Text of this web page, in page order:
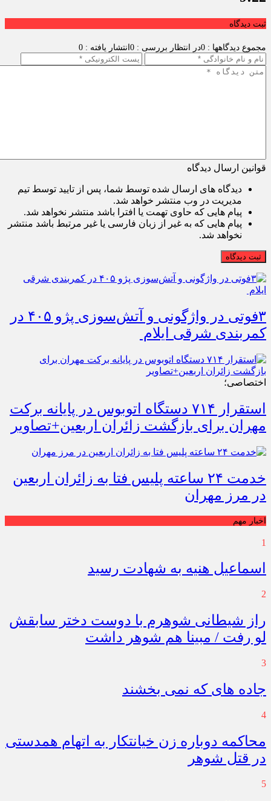
ثبت دیدگاه
مجموع دیدگاهها : 0 در انتظار بررسی : 0 انتشار یافته : 0
قوانین ارسال دیدگاه
دیدگاه های ارسال شده توسط شما، پس از تایید توسط تیم
مدیریت در وب منتشر خواهد شد.
پیام هایی که حاوی تهمت یا افترا باشد منتشر نخواهد شد.
پیام هایی که به غیر از زبان فارسی یا غیر مرتبط باشد منتشر
نخواهد شد.
ثبت دیدگاه
۳فوتی در واژگونی و آتش‌سوزی پژو ۴۰۵ در
کمربندی شرقی ایلام
اختصاصی؛
استقرار ۷۱۴ دستگاه اتوبوس در پایانه برکت
مهران برای بازگشت زائران اربعین+تصاویر
خدمت ۲۴ ساعته پلیس فتا به زائران اربعین
در مرز مهران
اخبار مهم
1
اسماعیل هنیه به شهادت رسید
2
راز شیطانی شوهرم با دوست دختر سابقش
لو رفت / مبینا هم شوهر داشت
3
جاده های که نمی بخشند
4
محاکمه دوباره زن خیانتکار به اتهام همدستی
در قتل شوهر
5